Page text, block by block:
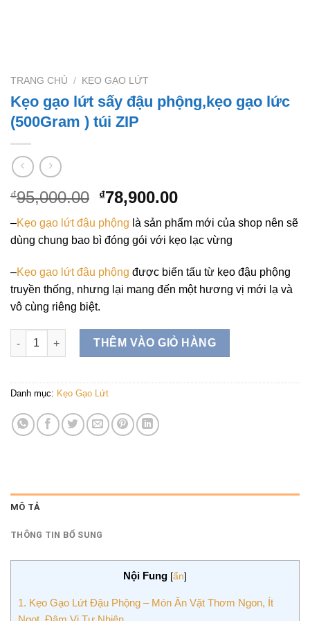
TRANG CHỦ / KẸO GẠO LỨT
Kẹo gạo lứt sấy đậu phộng,kẹo gạo lức
(500Gram ) túi ZIP
₫95,000.00 Giá
gốc
là:
₫95,000.00.
₫78,900.00Giá
hiện
tại
là:
₫78,900.00.
–Kẹo gạo lứt đậu phộng là sản phẩm mới của shop nên sẽ
dùng chung bao bì đóng gói với kẹo lạc vừng
–Kẹo gạo lứt đậu phộng được biến tấu từ kẹo đậu phộng
truyền thống, nhưng lại mang đến một hương vị mới lạ và
vô cùng riêng biệt.
Kẹo gạo lứt sấy đậu phộng,kẹo gạo lức (500Gram ) túi ZIP số
THÊM VÀO GIỎ HÀNG
Danh mục: Kẹo Gạo Lứt
MÔ TẢ
THÔNG TIN BỔ SUNG
Nội Fung [ẩn]
1. Kẹo Gạo Lứt Đậu Phộng – Món Ăn Vặt Thơm Ngon, Ít